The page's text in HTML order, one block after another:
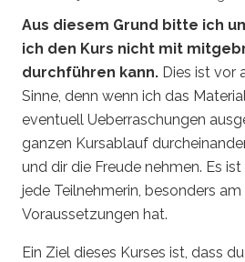
Aus diesem Grund bitte ich
ich den Kurs nicht mit
durchführen kann. Dies ist vor
Sinne, denn wenn ich das
eventuell Ueberraschungen
ganzen Kursablauf
und dir die Freude nehmen. Es
jede Teilnehmerin, besonders
Voraussetzungen hat.
Ein Ziel dieses Kurses ist, dass